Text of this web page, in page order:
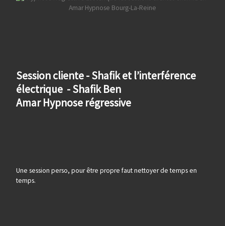
Session cliente - Shafik et l’interférence
électrique - Shafik Ben
Amar Hypnose régressive
Une session perso, pour être propre faut nettoyer de temps en
temps.